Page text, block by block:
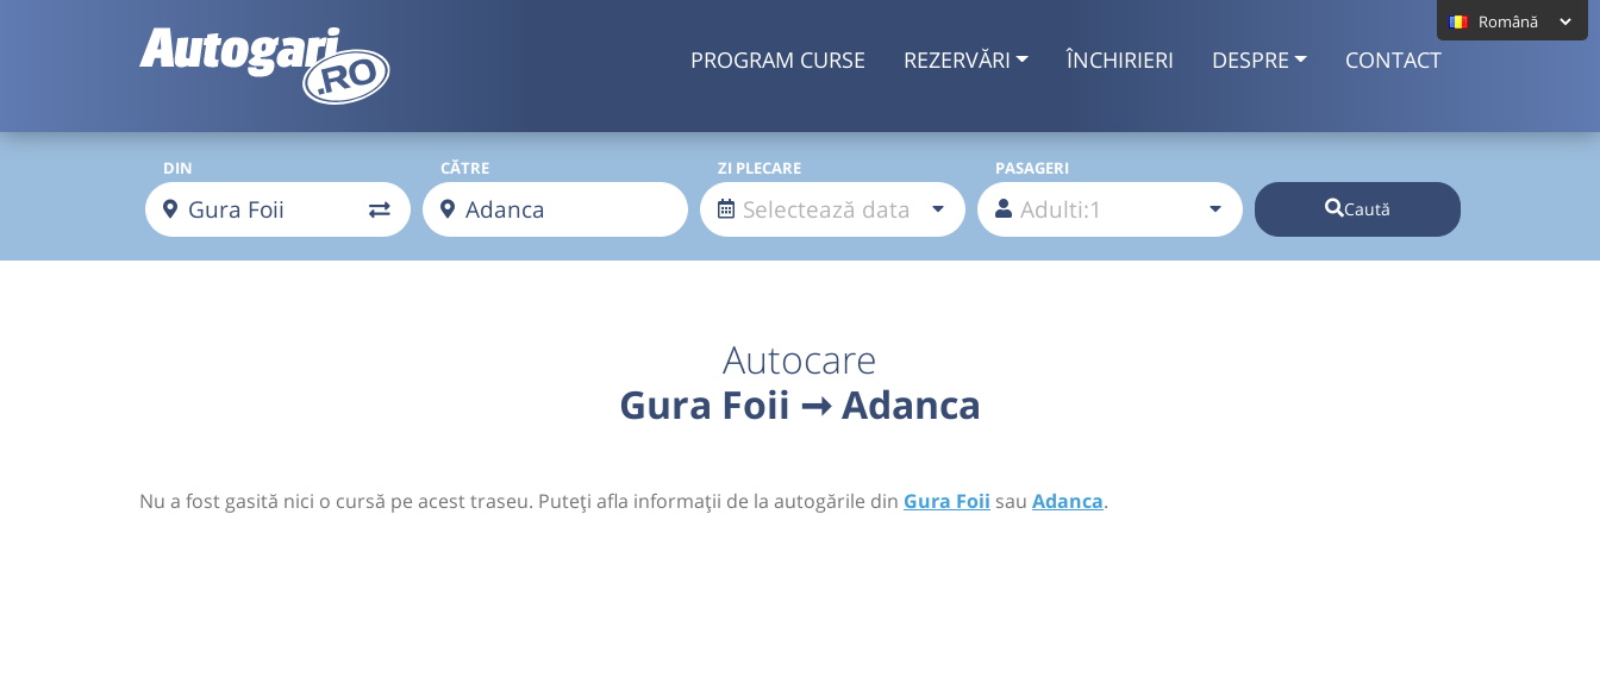
PROGRAM CURSE REZERVĂRI ÎNCHIRIERI DESPRE CONTACT
DIN CĂTRE ZI PLECARE PASAGERI
Caută
Autocare
Gura Foii ➞ Adanca
Nu a fost gasită nici o cursă pe acest traseu. Puteți afla informații de la autogările din Gura Foii sau Adanca.